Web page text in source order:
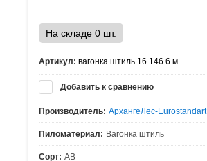
На складе 0 шт.
Артикул: вагонка штиль 16.146.6 м
Добавить к сравнению
Производитель: АрхангеЛес-Eurostandart
Пиломатериал: Вагонка штиль
Сорт: АВ